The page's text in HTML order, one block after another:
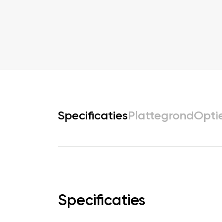
SpecificatiesPlattegrond
Specificaties